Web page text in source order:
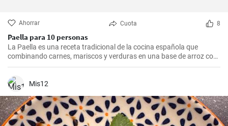
Ahorrar Cuota 8
Paella para 10 personas
La Paella es una receta tradicional de la cocina española que
combinando carnes, mariscos y verduras en una base de arroz con
una mezcla de especias, ofrece una experiencia culinaria llena de
sabores y texturas. Aunque cada región de España tiene su propia
forma de hacer la paella, esta receta se acerca a la versión más
Mis12